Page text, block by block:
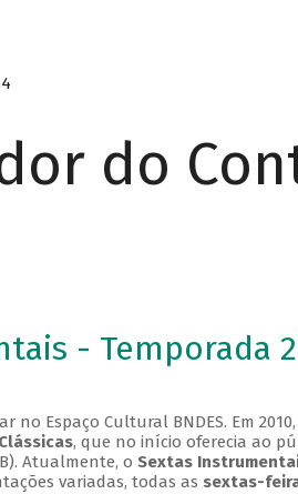
do
- Temporada
no Espaço Cultural BNDES. Em
, que no início oferecia ao
Atualmente, o Sextas
variadas, todas as sextas-